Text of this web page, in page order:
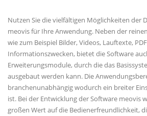
Nutzen Sie die vielfältigen Möglichkeiten der
meovis für Ihre Anwendung. Neben der
wie zum Beispiel Bilder, Videos, Lauftexte,
Informationszwecken, bietet die Software
Erweiterungsmodule, durch die das
ausgebaut werden kann. Die
branchenunabhängig wodurch ein breiter
ist. Bei der Entwicklung der Software meovis
großen Wert auf die Bedienerfreundlichkeit,